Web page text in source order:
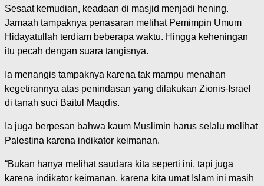
Sesaat kemudian, keadaan di masjid menjadi hening.
Jamaah tampaknya penasaran melihat Pemimpin Umum
Hidayatullah terdiam beberapa waktu. Hingga keheningan
itu pecah dengan suara tangisnya.
Ia menangis tampaknya karena tak mampu menahan
kegetirannya atas penindasan yang dilakukan Zionis-Israel
di tanah suci Baitul Maqdis.
Ia juga berpesan bahwa kaum Muslimin harus selalu melihat
Palestina karena indikator keimanan.
“Bukan hanya melihat saudara kita seperti ini, tapi juga
karena indikator keimanan, karena kita umat Islam ini masih